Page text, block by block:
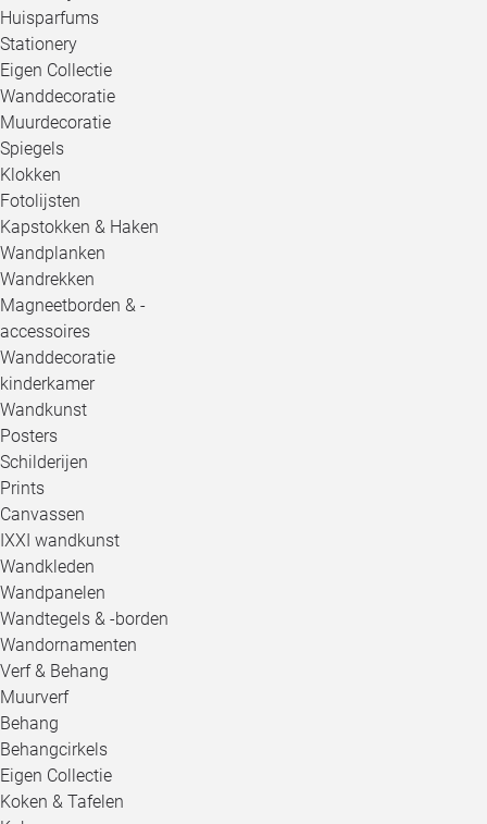
Huisparfums
Stationery
Eigen Collectie
Wanddecoratie
Muurdecoratie
Spiegels
Klokken
Fotolijsten
Kapstokken & Haken
Wandplanken
Wandrekken
Magneetborden & -
accessoires
Wanddecoratie
kinderkamer
Wandkunst
Posters
Schilderijen
Prints
Canvassen
IXXI wandkunst
Wandkleden
Wandpanelen
Wandtegels & -borden
Wandornamenten
Verf & Behang
Muurverf
Behang
Behangcirkels
Eigen Collectie
Koken & Tafelen